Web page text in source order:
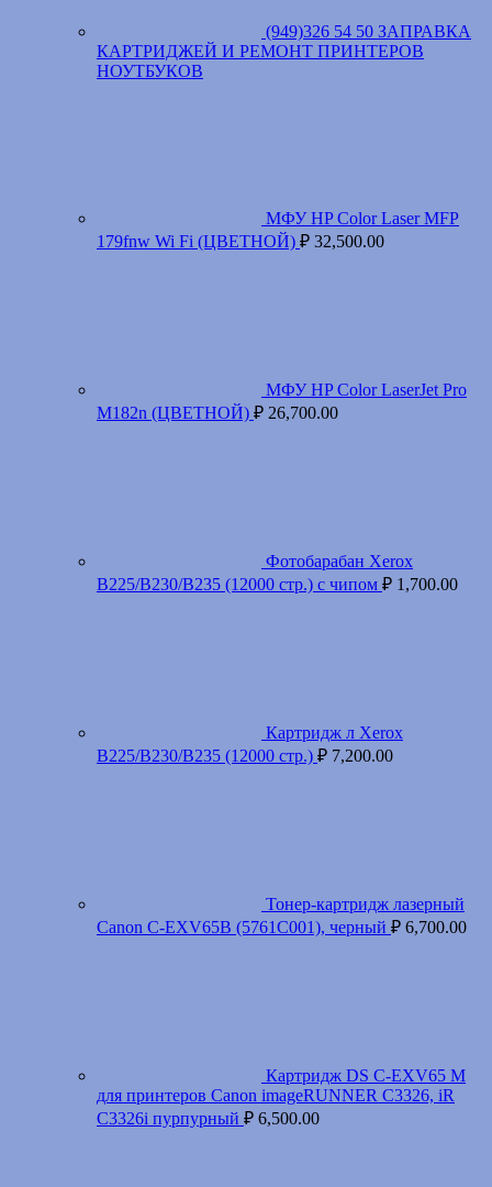
(949)326 54 50 ЗАПРАВКА
КАРТРИДЖЕЙ И РЕМОНТ ПРИНТЕРОВ
НОУТБУКОВ
МФУ HP Color Laser MFP
179fnw Wi Fi (ЦВЕТНОЙ) ₽ 32,500.00
МФУ HP Color LaserJet Pro
M182n (ЦВЕТНОЙ) ₽ 26,700.00
Фотобарабан Xerox
B225/B230/B235 (12000 стр.) с чипом ₽ 1,700.00
Картридж л Xerox
B225/B230/B235 (12000 стр.) ₽ 7,200.00
Тонер-картридж лазерный
Canon C-EXV65B (5761C001), черный ₽ 6,700.00
Картридж DS C-EXV65 M
для принтеров Canon imageRUNNER C3326, iR
C3326i пурпурный ₽ 6,500.00